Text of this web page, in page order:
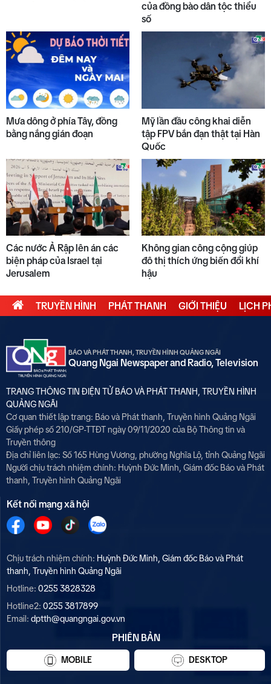
của đồng bào dân tộc thiểu
số
Mưa dông ở phía Tây, đồng
bằng nắng gián đoạn
Mỹ lần đầu công khai diễn
tập FPV bắn đạn thật tại Hàn
Quốc
Các nước Ả Rập lên án các
biện pháp của Israel tại
Jerusalem
Không gian công cộng giúp
đô thị thích ứng biến đổi khí
hậu
TRUYỀN HÌNH PHÁT THANH GIỚI THIỆU LỊCH
BÁO VÀ PHÁT THANH, TRUYỀN HÌNH QUẢNG NGÃI
Quang Ngai Newspaper and Radio, Television
TRANG THÔNG TIN ĐIỆN TỬ BÁO VÀ PHÁT THANH, TRUYỀN HÌNH
QUẢNG NGÃI
Cơ quan thiết lập trang: Báo và Phát thanh, Truyền hình Quảng Ngãi
Giấy phép số 210/GP-TTĐT ngày 09/11/2020 của Bộ Thông tin và
Truyền thông
Địa chỉ liên lạc: Số 165 Hùng Vương, phường Nghĩa Lộ, tỉnh Quảng Ngãi
Người chịu trách nhiệm chính: Huỳnh Đức Minh, Giám đốc Báo và Phát
thanh, Truyền hình Quảng Ngãi
Kết nối mạng xã hội
Chịu trách nhiệm chính: Huỳnh Đức Minh, Giám đốc Báo và Phát
thanh, Truyền hình Quảng Ngãi
Hotline: 0255 3828328
Hotline2: 0255 3817899
Email: dptth@quangngai.gov.vn
PHIÊN BẢN
MOBILE DESKTOP